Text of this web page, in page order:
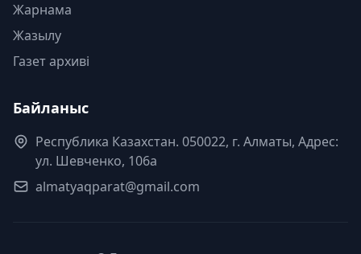
Жарнама
Жазылу
Газет архиві
Байланыс
Республика Казахстан. 050022, г. Алматы, Адрес:
ул. Шевченко, 106а
almatyaqparat@gmail.com